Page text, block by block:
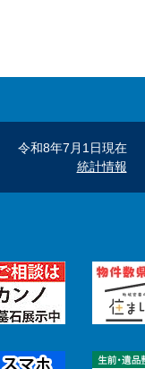
令和8年7月1日現在
統計情報